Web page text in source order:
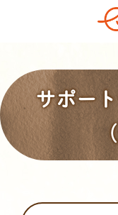
サポー